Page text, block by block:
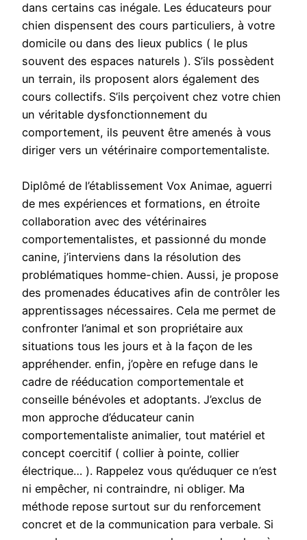
dans certains cas inégale. Les éducateurs pour
chien dispensent des cours particuliers, à votre
domicile ou dans des lieux publics ( le plus
souvent des espaces naturels ). S’ils possèdent
un terrain, ils proposent alors également des
cours collectifs. S’ils perçoivent chez votre chien
un véritable dysfonctionnement du
comportement, ils peuvent être amenés à vous
diriger vers un vétérinaire comportementaliste.
Diplômé de l’établissement Vox Animae, aguerri
de mes expériences et formations, en étroite
collaboration avec des vétérinaires
comportementalistes, et passionné du monde
canine, j’interviens dans la résolution des
problématiques homme-chien. Aussi, je propose
des promenades éducatives afin de contrôler les
apprentissages nécessaires. Cela me permet de
confronter l’animal et son propriétaire aux
situations tous les jours et à la façon de les
appréhender. enfin, j’opère en refuge dans le
cadre de rééducation comportementale et
conseille bénévoles et adoptants. J’exclus de
mon approche d’éducateur canin
comportementaliste animalier, tout matériel et
concept coercitif ( collier à pointe, collier
électrique… ). Rappelez vous qu’éduquer ce n’est
ni empêcher, ni contraindre, ni obliger. Ma
méthode repose surtout sur du renforcement
concret et de la communication para verbale. Si